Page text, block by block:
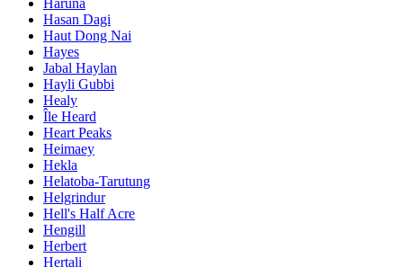
Hasan Dagi
Haut Dong Nai
Hayes
Jabal Haylan
Hayli Gubbi
Healy
Île Heard
Heart Peaks
Heimaey
Hekla
Helatoba-Tarutung
Helgrindur
Hell's Half Acre
Hengill
Herbert
Hertali